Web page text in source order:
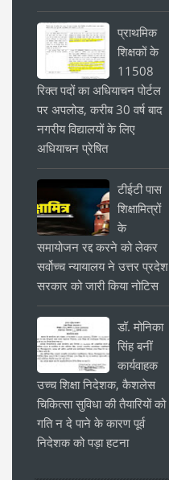
प्राथमिक
शिक्षकों के
11508
रिक्त पदों का अधियाचन पोर्टल
पर अपलोड, करीब 30 वर्ष बाद
नगरीय विद्यालयों के लिए
अधियाचन प्रेषित
टीईटी पास
शिक्षामित्रों
के
समायोजन रद्द करने को लेकर
सर्वोच्च न्यायालय ने उत्तर प्रदेश
सरकार को जारी किया नोटिस
डॉ. मोनिका
सिंह बनीं
कार्यवाहक
उच्च शिक्षा निदेशक, कैशलेस
चिकित्सा सुविधा की तैयारियों को
गति न दे पाने के कारण पूर्व
निदेशक को पड़ा हटना